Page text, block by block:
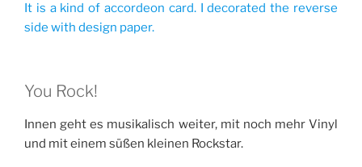
It is a kind of accordeon card. I decorated the reverse
side with design paper.
You Rock!
Innen geht es musikalisch weiter, mit noch mehr Vinyl
und mit einem süßen kleinen Rockstar.